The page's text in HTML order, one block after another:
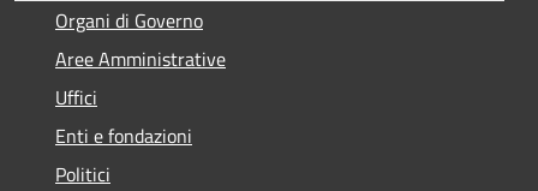
Organi di Governo
Aree Amministrative
Uffici
Enti e fondazioni
Politici